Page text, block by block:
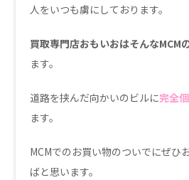
人をいつも虜にしております。
買取専門店おもいおはそんなMCM
ます。
道路を挟んだ向かいのビルに完全
ます。
MCMでのお買い物のついでにぜひ
ばと思います。